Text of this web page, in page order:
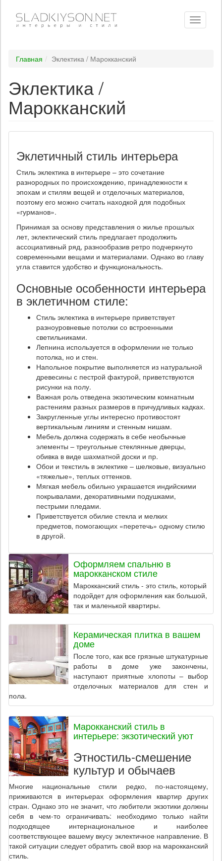
Toggle
Главная Эклектика / Марокканский
Эклектика /
Марокканский
Эклетичный стиль интерьера
Стиль эклектика в интерьере – это сочетание
разнородных по происхождению, принадлежности к
эпохам и стилям вещей и отделочных материалов,
поэтому его можно считать находкой для подобных
«гурманов».
Принимая за основу представления о жилье прошлых
лет, эклектический стиль предлагает продолжить
ассоциативный ряд, разнообразив ретро подчеркнуто
современными вещами и материалами. Однако во главу
угла ставится удобство и функциональность.
Основные особенности интерьера
в эклетичном стиле:
Стиль эклектика в интерьере приветствует
разноуровневые потолки со встроенными
светильниками.
Лепнина используется в оформлении не только
потолка, но и стен.
Напольное покрытие выполняется из натуральной
древесины с пестрой фактурой, приветствуются
рисунки на полу.
Важная роль отведена экзотическим комнатным
растениям разных размеров в причудливых кадках.
Закругленные углы интересно противостоят
вертикальным линиям и стенным нишам.
Мебель должна содержать в себе необычные
элементы – треугольные стеклянные дверцы,
обивка в виде шахматной доски и пр.
Обои и текстиль в эклектике – шелковые, визуально
«тяжелые», теплых оттенков.
Мягкая мебель обильно украшается индийскими
покрывалами, декоративными подушками,
пестрыми пледами.
Приветствуется обилие стекла и мелких
предметов, помогающих «перетечь» одному стилю
в другой.
Оформляем спальню в
марокканском стиле
Марокканский стиль - это стиль, который
подойдет для оформления как большой,
так и маленькой квартиры.
Керамическая плитка в вашем
доме
После того, как все грязные штукатурные
работы в доме уже закончены,
наступают приятные хлопоты – выбор
отделочных материалов для стен и
пола.
Марокканский стиль в
интерьере: экзотический уют
Этностиль-смешение
культур и обычаев
Многие национальные стили редко, по-настоящему,
приживаются в интерьерах оформления квартир других
стран. Однако это не значит, что любители экзотики должны
себя в чем-то ограничивать: необходимо только найти
подходящее интернациональное и наиболее
соответствующее вашему вкусу эклектичное направление. В
такой ситуации следует обратить свой взор на марокканский
стиль.